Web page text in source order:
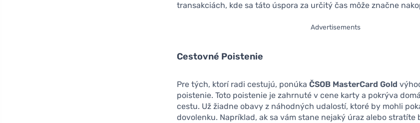
transakciách, kde sa táto úspora za určitý čas môže značne
Advertisements
Cestovné Poistenie
Pre tých, ktorí radi cestujú, ponúkaČSOB MasterCard Gold
poistenie. Toto poistenie je zahrnuté v cene karty a pokrýva
cestu. Už žiadne obavy z náhodných udalostí, ktoré by mohli
dovolenku. Napríklad, ak sa vám stane nejaký úraz alebo stratíte